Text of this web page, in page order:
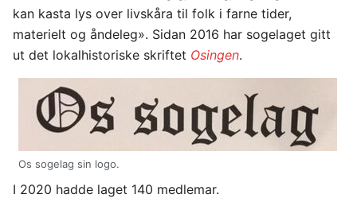
kan kasta lys over livskåra til folk i farne tider,
materielt og åndeleg». Sidan 2016 har sogelaget gitt
ut det lokalhistoriske skriftet Osingen.
Os sogelag sin logo.
I 2020 hadde laget 140 medlemar.